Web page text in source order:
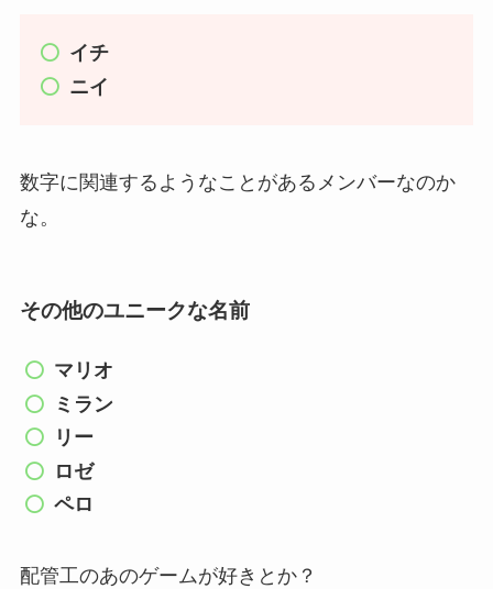
イチ
ニイ
数字に関連するようなことがあるメンバーなのか
な。
その他のユニークな名前
マリオ
ミラン
リー
ロゼ
ペロ
配管工のあのゲームが好きとか？